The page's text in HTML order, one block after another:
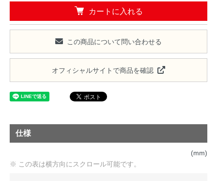
カートに入れる
この商品について問い合わせる
オフィシャルサイトで商品を確認
仕様
(mm)